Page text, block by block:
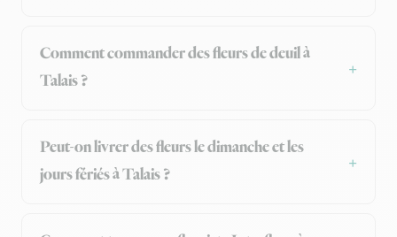
Comment commander des fleurs de deuil à
Talais ?
Peut-on livrer des fleurs le dimanche et les
jours fériés à Talais ?